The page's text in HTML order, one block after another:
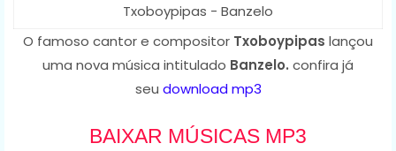
Txoboypipas - Banzelo
O famoso cantor e compositor Txoboypipas lançou
uma nova música intitulado Banzelo. confira já
seu download mp3
BAIXAR MÚSICAS MP3